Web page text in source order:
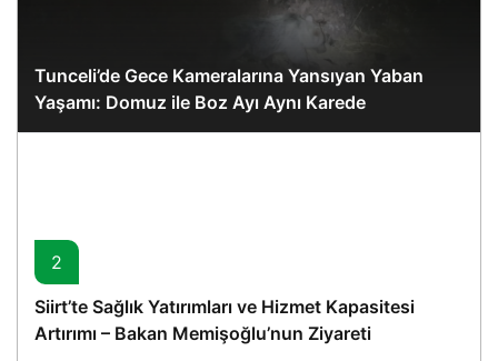
Tunceli’de Gece Kameralarına Yansıyan Yaban
Yaşamı: Domuz ile Boz Ayı Aynı Karede
2
Siirt’te Sağlık Yatırımları ve Hizmet Kapasitesi
Artırımı – Bakan Memişoğlu’nun Ziyareti